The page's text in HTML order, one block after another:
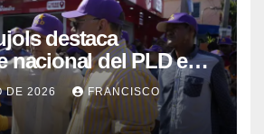
destaca
nacional del PLD en
de Esfuerzo
DE 2026 FRANCISCO